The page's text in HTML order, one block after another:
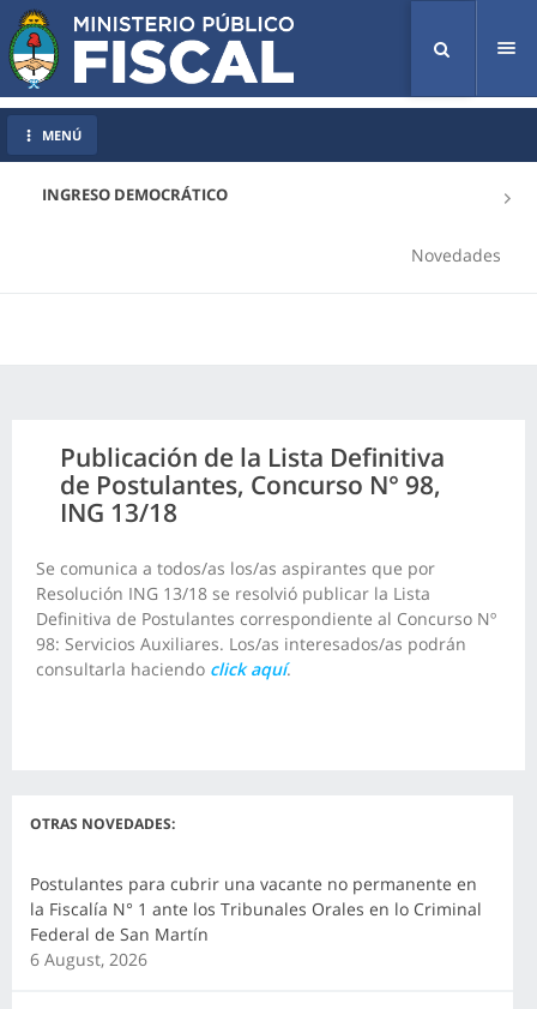
INGRESO DEMOCRÁTICO
Novedades
MENÚ
Publicación de la Lista Definitiva
de Postulantes, Concurso N° 98,
ING 13/18
Se comunica a todos/as los/as aspirantes que por
Resolución ING 13/18 se resolvió publicar la Lista
Definitiva de Postulantes correspondiente al Concurso Nº
98: Servicios Auxiliares. Los/as interesados/as podrán
consultarla haciendo click aquí.
OTRAS NOVEDADES:
Postulantes para cubrir una vacante no permanente en
la Fiscalía N° 1 ante los Tribunales Orales en lo Criminal
Federal de San Martín
6 August, 2026